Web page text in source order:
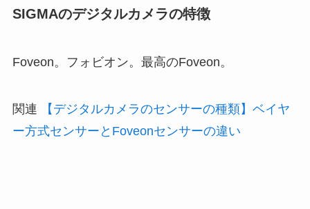
SIGMAのデジタルカメラの特徴
Foveon。フォビオン。最高のFoveon。
関連
【デジタルカメラのセンサーの種類】ベイヤ
ー方式センサーとFoveonセンサーの違い